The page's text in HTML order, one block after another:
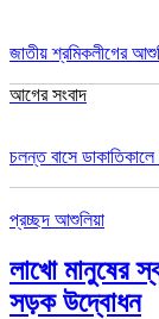
জাতীয় শ্রমিকলীগের
আগের সংবাদ
চলন্ত বাসে
প্রচ্ছদ আশুলিয়া
লাখো মানুষের
সড়ক উদ্বোধন